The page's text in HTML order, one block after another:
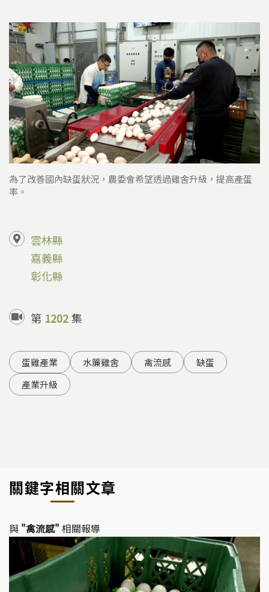
為了改善國內缺蛋狀況，農委會希望透過雞舍升級，提高產蛋
率。
雲林縣
嘉義縣
彰化縣
第 1202集
蛋雞產業 水簾雞舍 禽流感
缺蛋
產業升級
關鍵字相關文章
與 "禽流感" 相關報導